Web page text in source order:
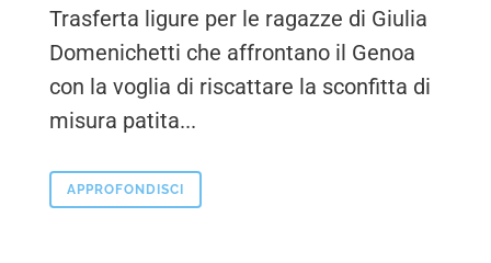
Trasferta ligure per le ragazze di Giulia
Domenichetti che affrontano il Genoa
con la voglia di riscattare la sconfitta di
misura patita...
APPROFONDISCI